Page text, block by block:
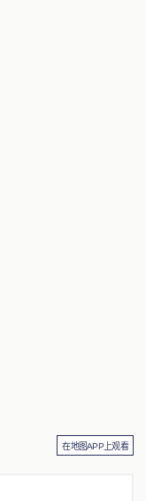
在地图APP上观看